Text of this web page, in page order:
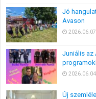
Jó
Avason
2026.06.07
Juniális az
2026.06.04
Új